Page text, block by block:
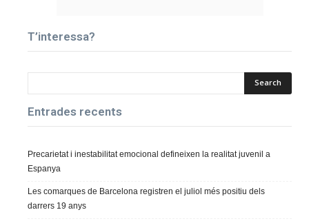
T’interessa?
Entrades recents
Precarietat i inestabilitat emocional defineixen la realitat juvenil a
Espanya
Les comarques de Barcelona registren el juliol més positiu dels
darrers 19 anys